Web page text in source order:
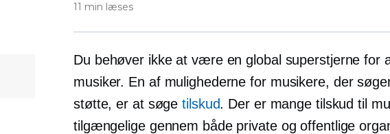
11 min læses
Du behøver ikke at være en global superstjerne for
musiker. En af mulighederne for musikere, der
støtte, er at søgetilskud. Der er mange tilskud til
tilgængelige gennem både private og offentlige